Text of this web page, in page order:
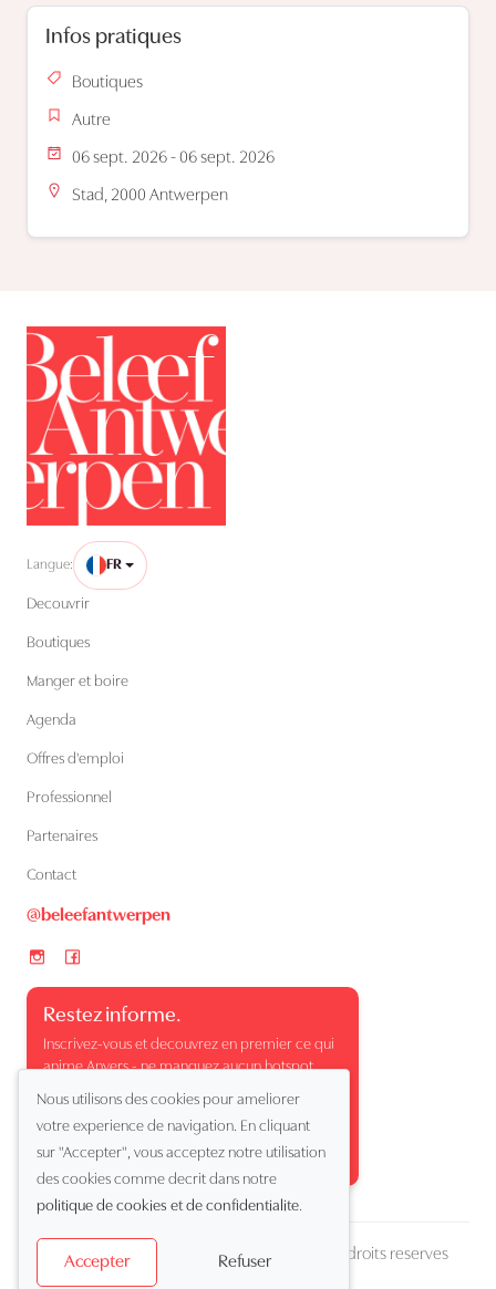
Infos pratiques
Boutiques
Autre
06 sept. 2026 - 06 sept. 2026
Stad, 2000 Antwerpen
Langue: FR
Decouvrir
Boutiques
Manger et boire
Agenda
Offres d'emploi
Professionnel
Partenaires
Contact
@beleefantwerpen
Restez informe.
Inscrivez-vous et decouvrez en premier ce qui
anime Anvers - ne manquez aucun hotspot,
evenement ou moment surprenant.
Copyright (c) 2026 Beleef Antwerpen. Tous droits reserves
Nous utilisons des cookies pour ameliorer
votre experience de navigation. En cliquant
sur "Accepter", vous acceptez notre utilisation
des cookies comme decrit dans notre
politique de cookies et de confidentialite.
Accepter Refuser